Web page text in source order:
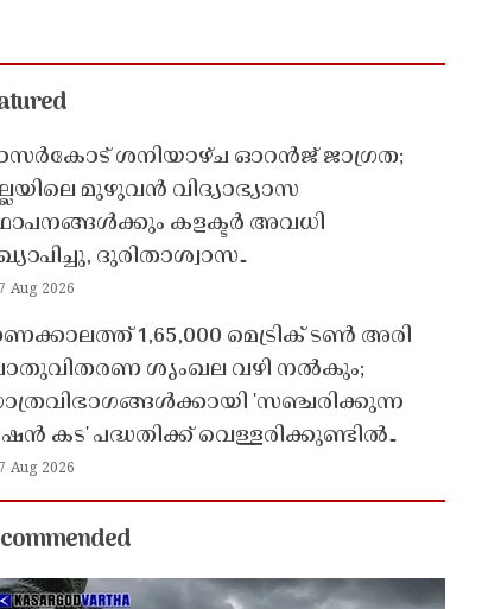
ശനിയാഴ്ച ഓറൻജ് ജാഗ്രത;
മുഴുവൻ വിദ്യാഭ്യാസ
കളക്ടർ അവധി
ദുരിതാശ്വാസ
സജ്ജമാകാൻ നിർദേശം
Aug 2026
1,65,000 മെട്രിക് ടൺ അരി
ശൃംഖല വഴി നൽകും;
'സഞ്ചരിക്കുന്ന
കട' പദ്ധതിക്ക് വെള്ളരിക്കുണ്ടിൽ
Aug 2026